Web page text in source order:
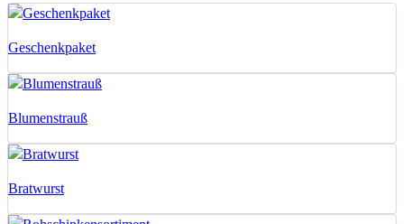
Geschenkpaket
Blumenstrauß
Bratwurst